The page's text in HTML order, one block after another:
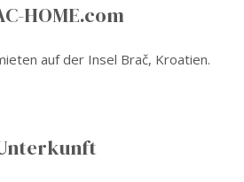
HOME.com
auf der Insel Brač, Kroatien.